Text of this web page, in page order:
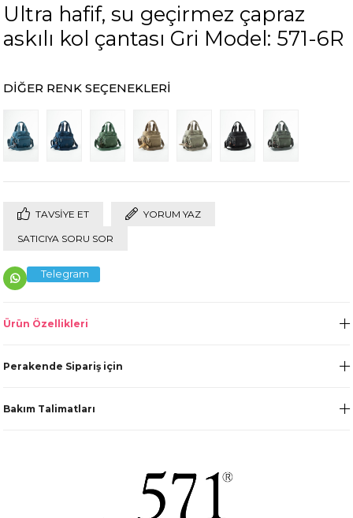
Ultra hafif, su geçirmez çapraz
askılı kol çantası Gri Model: 571-6R
DIĞER RENK SEÇENEKLERI
TAVSIYE ET YORUM YAZ
SATICIYA SORU SOR
Telegram
Ürün Özellikleri
Perakende Sipariş için
Bakım Talimatları